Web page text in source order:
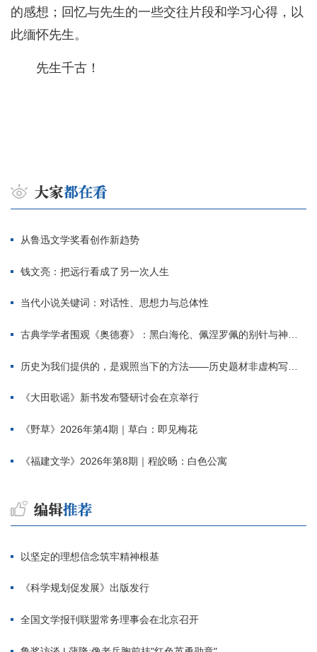
的感想；回忆与先生的一些交往片段和学习心得，以
此缅怀先生。
先生千古！
从鲁迅文学奖看创作新趋势
钱文亮：把远行看成了另一次人生
当代小说关键词：对话性、思想力与总体性
古典学学者围观《奥德赛》：黑白海伦、佩涅罗佩的别针与神秘入侵者
历史为我们提供的，是观照当下的方法——历史题材非虚构写作多人谈
《大田歌谣》新书发布暨研讨会在京举行
《野草》2026年第4期｜草白：即见梅花
《福建文学》2026年第8期｜程皎旸：白色公寓
以坚定的理想信念筑牢精神根基
《科学规划促发展》出版发行
全国文学报刊联盟常务理事会在北京召开